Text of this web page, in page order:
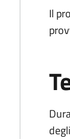
Il